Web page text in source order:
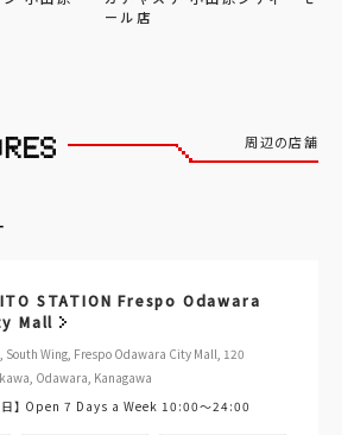
ール店
周辺の店舗
STATION Frespo Odawara
Mall
South Wing, Frespo Odawara City Mall, 120
Odawara, Kanagawa
】 Open 7 Days a Week 10:00～24:00